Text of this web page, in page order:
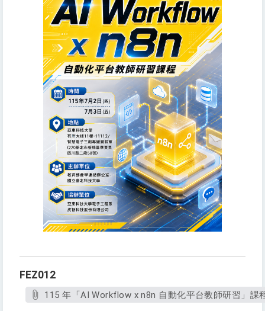
FEZ012
115 年「AI Workflow x n8n 自動化平台教師研習」課